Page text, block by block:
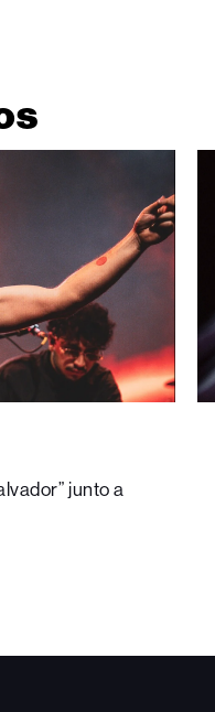
junto a